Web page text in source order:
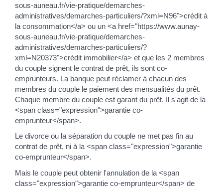
sous-auneau.fr/vie-pratique/demarches-
administratives/demarches-particuliers/?xml=N96">crédit à
la consommation</a> ou un <a href="https://www.aunay-
sous-auneau.fr/vie-pratique/demarches-
administratives/demarches-particuliers/?
xml=N20373">crédit immobilier</a> et que les 2 membres
du couple signent le contrat de prêt, ils sont co-
emprunteurs. La banque peut réclamer à chacun des
membres du couple le paiement des mensualités du prêt.
Chaque membre du couple est garant du prêt. Il s'agit de la
<span class="expression">garantie co-
emprunteur</span>.
Le divorce ou la séparation du couple ne met pas fin au
contrat de prêt, ni à la <span class="expression">garantie
co-emprunteur</span>.
Mais le couple peut obtenir l'annulation de la <span
class="expression">garantie co-emprunteur</span> de